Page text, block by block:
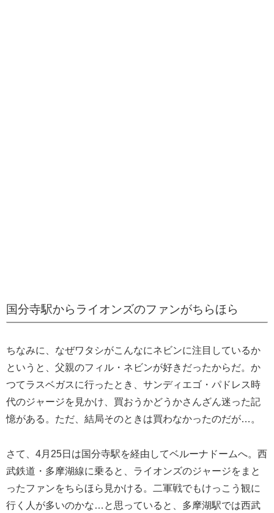
国分寺駅からライオンズのファンがちらほら
ちなみに、なぜワタシがこんなにネビンに注目しているか
というと、父親のフィル・ネビンが好きだったからだ。か
つてラスベガスに行ったとき、サンディエゴ・パドレス時
代のジャージを見かけ、買おうかどうかさんざん迷った記
憶がある。ただ、結局そのときは買わなかったのだが…。
さて、4月25日は国分寺駅を経由してベルーナドームへ。西
武鉄道・多摩湖線に乗ると、ライオンズのジャージをまと
ったファンをちらほら見かける。二軍戦でもけっこう観に
行く人が多いのかな…と思っていると、多摩湖駅では西武